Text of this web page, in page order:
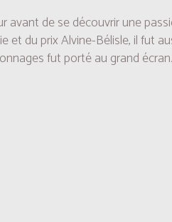
avant de se découvrir une
et du prix Alvine-Bélisle, il fut
fut porté au grand